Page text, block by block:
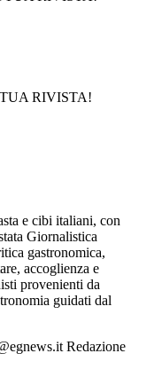
RIVISTA!
e cibi italiani, con
Giornalistica
gastronomica,
accoglienza e
provenienti da
guidati dal
Redazione